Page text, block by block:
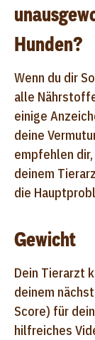
Hunden?
Wenn du dir
alle
einige
deine
empfehlen
deinem
die
Gewicht
Dein Tierarzt
deinem
Score) für
hilfreiches